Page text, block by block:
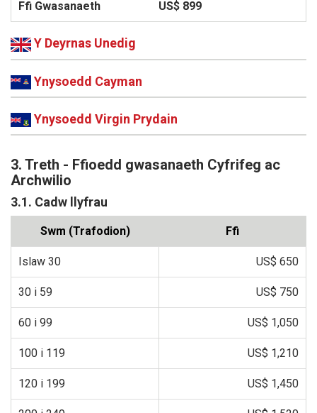
US$ 899
Y Deyrnas Unedig
Ynysoedd Cayman
Ynysoedd Virgin Prydain
3. Treth - Ffioedd gwasanaeth Cyfrifeg ac
Archwilio
3.1. Cadw llyfrau
Swm (Trafodion) Ffi
Islaw 30 US$ 650
30 i 59 US$ 750
60 i 99 US$ 1,050
100 i 119 US$ 1,210
120 i 199 US$ 1,450